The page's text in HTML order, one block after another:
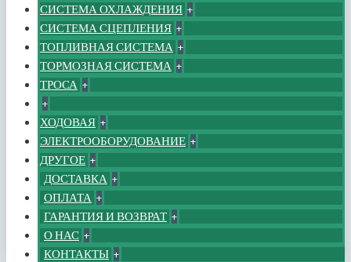
СИСТЕМА ОХЛАЖДЕНИЯ +
СИСТЕМА СЦЕПЛЕНИЯ +
ТОПЛИВНАЯ СИСТЕМА +
ТОРМОЗНАЯ СИСТЕМА +
ТРОСА +
+
ХОДОВАЯ +
ЭЛЕКТРООБОРУДОВАНИЕ +
ДРУГОЕ +
ДОСТАВКА +
ОПЛАТА +
ГАРАНТИЯ И ВОЗВРАТ +
О НАС +
КОНТАКТЫ +